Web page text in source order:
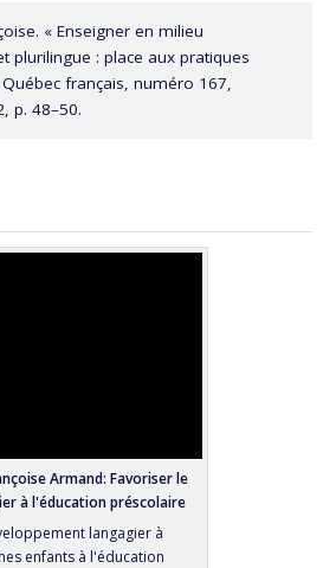
« Enseigner en milieu
plurilingue : place aux pratiques
français, numéro 167,
p. 48–50.
Armand: Favoriser le
à l'éducation préscolaire
langagier à
enfants à l'éducation